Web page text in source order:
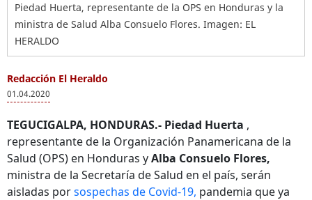
Piedad Huerta, representante de la OPS en Honduras y la
ministra de Salud Alba Consuelo Flores. Imagen: EL
HERALDO
Redacción El Heraldo
01.04.2020
TEGUCIGALPA, HONDURAS.- Piedad Huerta ,
representante de la Organización Panamericana de la
Salud (OPS) en Honduras yAlba Consuelo Flores,
ministra de la Secretaría de Salud en el país, serán
aisladas porsospechas de Covid-19, pandemia que ya